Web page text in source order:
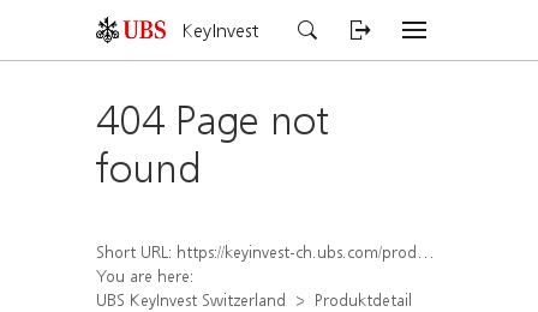
KeyInvest
404 Page not
found
Short URL: https://keyinvest-ch.ubs.com/produkt/detail/index/isin/CH1580904881
You are here:
UBS KeyInvest Switzerland
Produktdetail